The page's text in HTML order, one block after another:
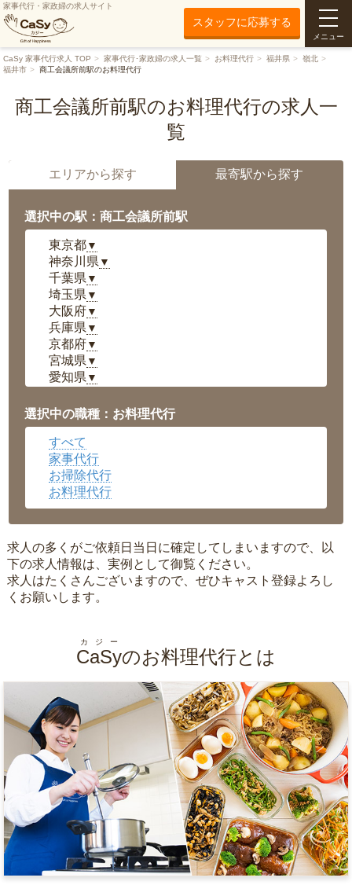
家事代行・家政婦の求人サイト
スタッフに応募する
メニュー
CaSy 家事代行求人 TOP 家事代行･家政婦の求人一覧 お料理代行 福井県
嶺北
福井市
商工会議所前駅のお料理代行
商工会議所前駅のお料理代行の求人一
覧
エリアから探す 最寄駅から探す
選択中の駅：商工会議所前駅
東京都▼
神奈川県 ▼
千葉県 ▼
埼玉県 ▼
大阪府▼
兵庫県 ▼
京都府▼
宮城県 ▼
愛知県 ▼
岡山県▼
広島県▼
沖縄県
選択中の職種：お料理代行
すべて
家事代行
お掃除代行
お料理代行
求人の多くがご依頼日当日に確定してしまいますので、以
下の求人情報は、実例として御覧ください。
求人はたくさんございますので、ぜひキャスト登録よろし
くお願いします。
CaSy
カジー
のお料理代行とは